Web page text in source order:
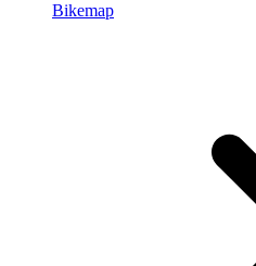
Bikemap